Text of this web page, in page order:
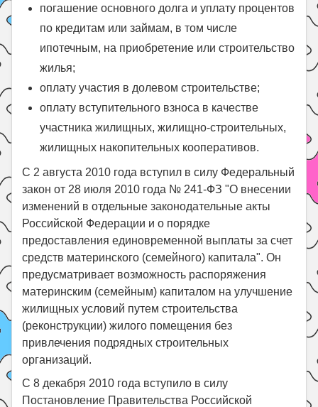
погашение основного долга и уплату процентов
по кредитам или займам, в том числе
ипотечным, на приобретение или строительство
жилья;
оплату участия в долевом строительстве;
оплату вступительного взноса в качестве
участника жилищных, жилищно-строительных,
жилищных накопительных кооперативов.
С 2 августа 2010 года вступил в силу Федеральный
закон от 28 июля 2010 года № 241-ФЗ "О внесении
изменений в отдельные законодательные акты
Российской Федерации и о порядке
предоставления единовременной выплаты за счет
средств материнского (семейного) капитала". Он
предусматривает возможность распоряжения
материнским (семейным) капиталом на улучшение
жилищных условий путем строительства
(реконструкции) жилого помещения без
привлечения подрядных строительных
организаций.
С 8 декабря 2010 года вступило в силу
Постановление Правительства Российской